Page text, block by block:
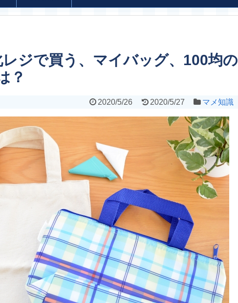
レジで買う、マイバッグ、100均の
？
2020/5/26 2020/5/27 マメ知識